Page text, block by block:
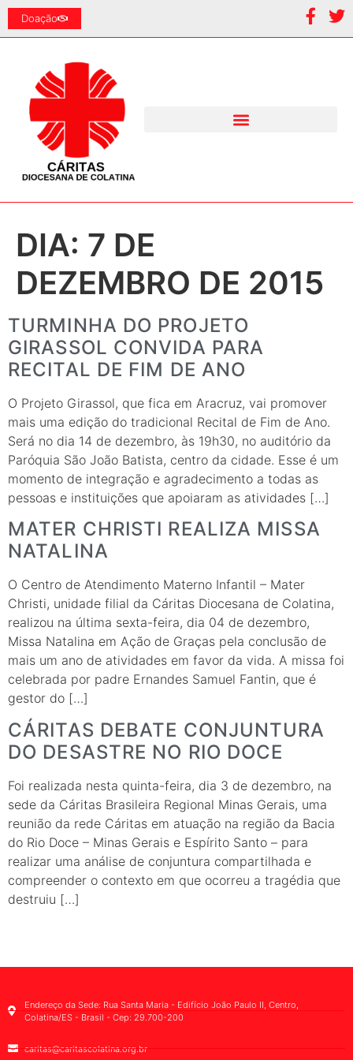
Doação
DIA: 7 DE
DEZEMBRO DE 2015
TURMINHA DO PROJETO
GIRASSOL CONVIDA PARA
RECITAL DE FIM DE ANO
O Projeto Girassol, que fica em Aracruz, vai promover
mais uma edição do tradicional Recital de Fim de Ano.
Será no dia 14 de dezembro, às 19h30, no auditório da
Paróquia São João Batista, centro da cidade. Esse é um
momento de integração e agradecimento a todas as
pessoas e instituições que apoiaram as atividades […]
MATER CHRISTI REALIZA MISSA
NATALINA
O Centro de Atendimento Materno Infantil – Mater
Christi, unidade filial da Cáritas Diocesana de Colatina,
realizou na última sexta-feira, dia 04 de dezembro,
Missa Natalina em Ação de Graças pela conclusão de
mais um ano de atividades em favor da vida. A missa foi
celebrada por padre Ernandes Samuel Fantin, que é
gestor do […]
CÁRITAS DEBATE CONJUNTURA
DO DESASTRE NO RIO DOCE
Foi realizada nesta quinta-feira, dia 3 de dezembro, na
sede da Cáritas Brasileira Regional Minas Gerais, uma
reunião da rede Cáritas em atuação na região da Bacia
do Rio Doce – Minas Gerais e Espírito Santo – para
realizar uma análise de conjuntura compartilhada e
compreender o contexto em que ocorreu a tragédia que
destruiu […]
Endereço da Sede: Rua Santa Maria - Edifício João Paulo II, Centro,
Colatina/ES - Brasil - Cep: 29.700-200
caritas@caritascolatina.org.br